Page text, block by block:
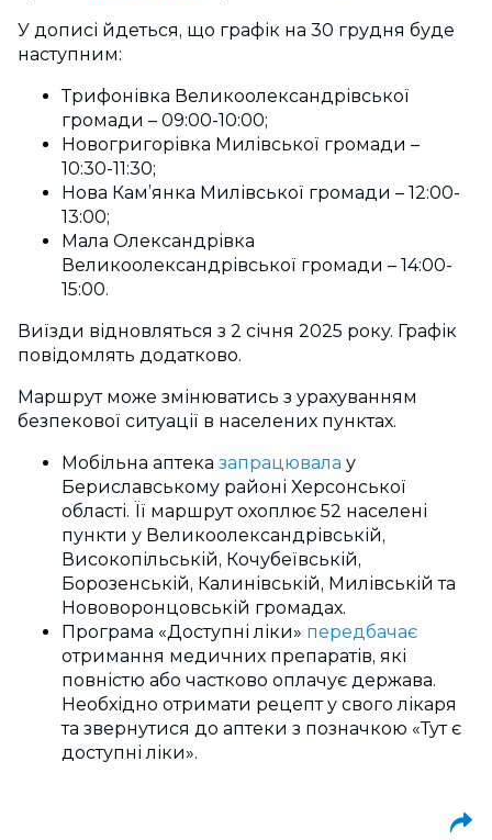
У дописі йдеться, що графік на 30 грудня буде
наступним:
Трифонівка Великоолександрівської
громади – 09:00-10:00;
Новогригорівка Милівської громади –
10:30-11:30;
Нова Кам’янка Милівської громади – 12:00-
13:00;
Мала Олександрівка
Великоолександрівської громади – 14:00-
15:00.
Виїзди відновляться з 2 січня 2025 року. Графік
повідомлять додатково.
Маршрут може змінюватись з урахуванням
безпекової ситуації в населених пунктах.
Мобільна аптека запрацювала у
Бериславському районі Херсонської
області. Її маршрут охоплює 52 населені
пункти у Великоолександрівській,
Високопільській, Кочубеївській,
Борозенській, Калинівській, Милівській та
Нововоронцовській громадах.
Програма «Доступні ліки» передбачає
отримання медичних препаратів, які
повністю або частково оплачує держава.
Необхідно отримати рецепт у свого лікаря
та звернутися до аптеки з позначкою «Тут є
доступні ліки».